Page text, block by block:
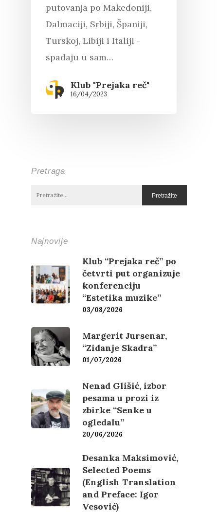
Pritisnite "Enter" da pretražite ili
"Esc" da izađete
putovanja po Makedoniji,
Dalmaciji, Srbiji, Španiji,
Turskoj, Libiji i Italiji -
spadaju u sam…
Klub "Prejaka reč"
16/04/2023
Pretraga
Najnovije
Klub “Prejaka reč” po
četvrti put organizuje
konferenciju
“Estetika muzike”
03/08/2026
Margerit Jursenar,
“Zidanje Skadra”
01/07/2026
Nenad Glišić, izbor
pesama u prozi iz
zbirke “Senke u
ogledalu”
20/06/2026
Desanka Maksimović,
Selected Poems
(English Translation
and Preface: Igor
Vesović)